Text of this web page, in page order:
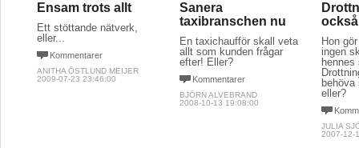
Ensam trots allt
Ett stöttande nätverk,
eller...
Kommentarer
ANITHA ÖSTLUND MEIJER
2009-07-23 23:46:00
Sanera
taxibranschen nu
En taxichaufför skall veta
allt som kunden frågar
efter! Eller?
Kommentarer
BJÖRN ALVEBRAND
2008-10-13 19:08:00
Hon
ingen
hennes
eller?
JULIA
2007-12-